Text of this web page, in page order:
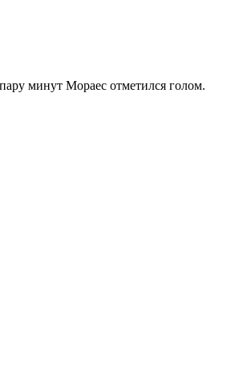
минут Мораес отметился голом.